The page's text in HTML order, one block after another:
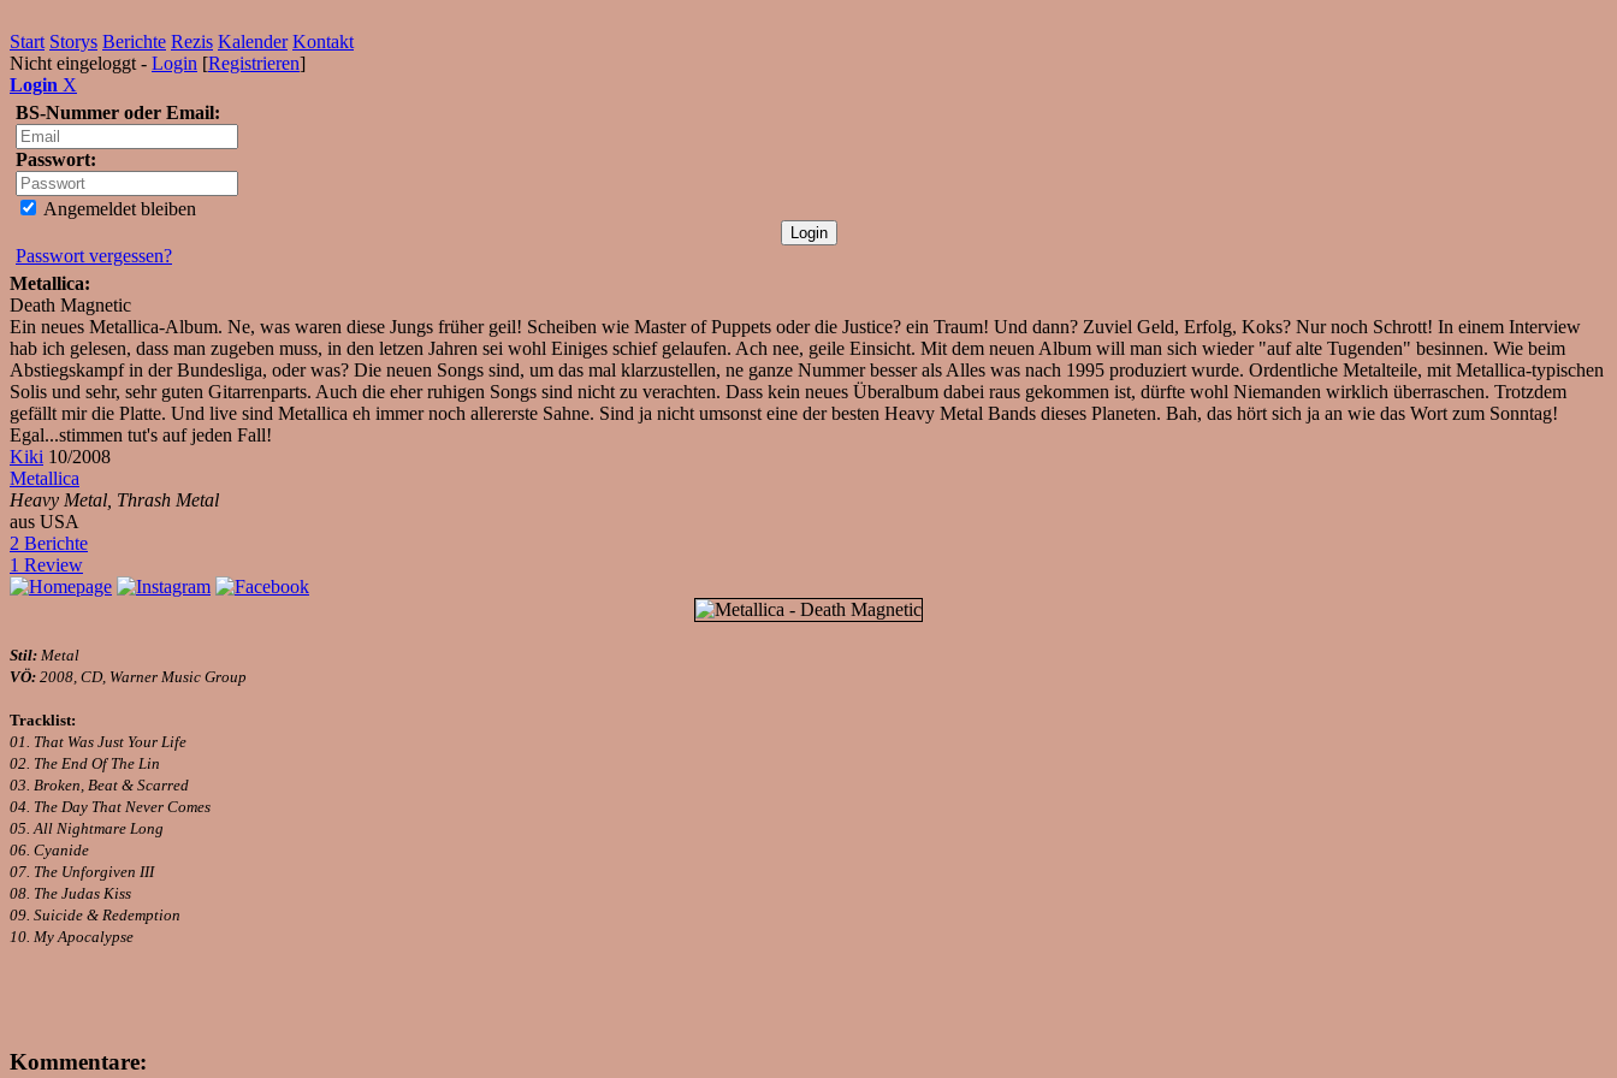
Start Storys Berichte Rezis Kalender Kontakt
Nicht eingeloggt - Login [Registrieren]
Login X
BS-Nummer oder Email:
Passwort:
Angemeldet bleiben
Passwort vergessen?
Metallica:
Death Magnetic
Ein neues Metallica-Album. Ne, was waren diese Jungs früher geil! Scheiben wie Master of Puppets oder die Justice? ein Traum! Und dann? Zuviel Geld, Erfolg, Koks? Nur noch Schrott! In einem Interview
hab ich gelesen, dass man zugeben muss, in den letzen Jahren sei wohl Einiges schief gelaufen. Ach nee, geile Einsicht. Mit dem neuen Album will man sich wieder "auf alte Tugenden" besinnen. Wie beim
Abstiegskampf in der Bundesliga, oder was? Die neuen Songs sind, um das mal klarzustellen, ne ganze Nummer besser als Alles was nach 1995 produziert wurde. Ordentliche Metalteile, mit Metallica-typischen
Solis und sehr, sehr guten Gitarrenparts. Auch die eher ruhigen Songs sind nicht zu verachten. Dass kein neues Überalbum dabei raus gekommen ist, dürfte wohl Niemanden wirklich überraschen. Trotzdem
gefällt mir die Platte. Und live sind Metallica eh immer noch allererste Sahne. Sind ja nicht umsonst eine der besten Heavy Metal Bands dieses Planeten. Bah, das hört sich ja an wie das Wort zum Sonntag!
Egal...stimmen tut's auf jeden Fall!
Kiki 10/2008
Metallica
Heavy Metal, Thrash Metal
aus USA
2 Berichte
1 Review
Stil: Metal
VÖ: 2008, CD, Warner Music Group
Tracklist:
01. That Was Just Your Life
02. The End Of The Lin
03. Broken, Beat & Scarred
04. The Day That Never Comes
05. All Nightmare Long
06. Cyanide
07. The Unforgiven III
08. The Judas Kiss
09. Suicide & Redemption
10. My Apocalypse
Kommentare: